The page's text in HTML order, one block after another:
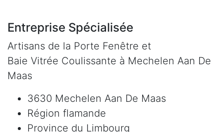
Entreprise Spécialisée
Artisans de la Porte Fenêtre et
Baie Vitrée Coulissante à Mechelen Aan De
Maas
3630 Mechelen Aan De Maas
Région flamande
Province du Limbourg